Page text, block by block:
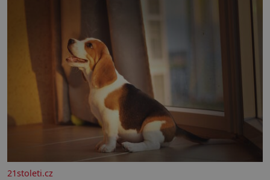
21stoleti.cz